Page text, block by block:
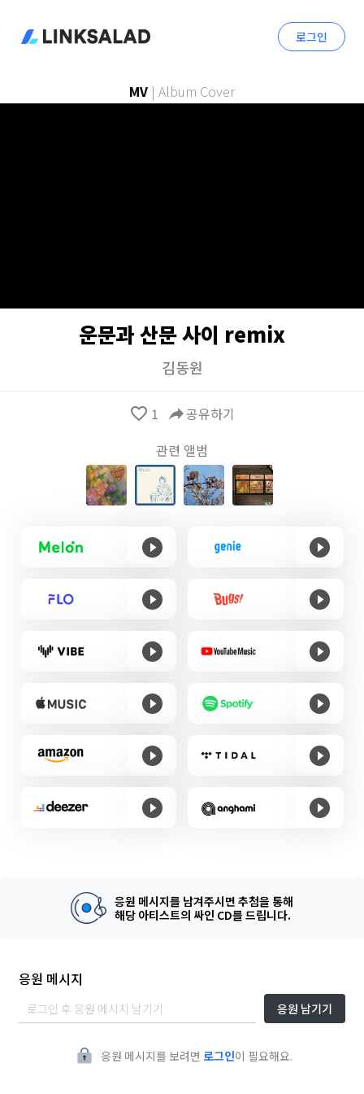
로그인
MV | Album Cover
운문과 산문 사이 remix
김동원
favorite_border 1 reply공유하기
관련 앨범
응원 메시지를 남겨주시면 추첨을 통해
해당 아티스트의 싸인 CD를 드립니다.
응원 메시지
응원 남기기
응원 메시지를 보려면 로그인이 필요해요.